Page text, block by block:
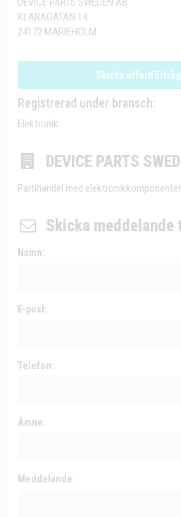
KLARAGATAN 14
24172 MARIEHOLM
Skicka
Registrerad under bransch:
Elektronik
DEVICE PARTS
Partihandel med elektronikkomponenter
Skicka
Namn:
E-post:
Telefon:
Ämne:
Meddelande: